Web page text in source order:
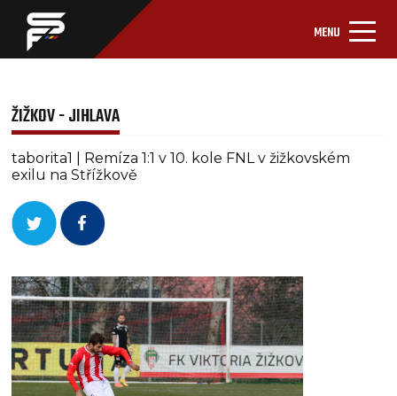
MENU
ŽIŽKOV - JIHLAVA
taborita1 | Remíza 1:1 v 10. kole FNL v žižkovském
exilu na Střížkově